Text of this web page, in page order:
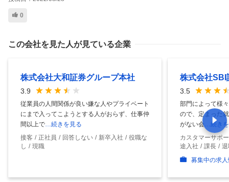
0
この会社を見た人が見ている企業
株式会社大和証券グループ本社
3.9
従業員の人間関係が良い嫌な人やプライベート
にまで入ってこようとする人がおらず、仕事仲
間以上で…続きを見る
接客
正社員 回答しない 新卒入社
役職な
し
現職
株式会社SBI
3.5
部門によって様
ので、定まった
がない会 …続き
カスタマーサポ
途入社
課長
募集中の求